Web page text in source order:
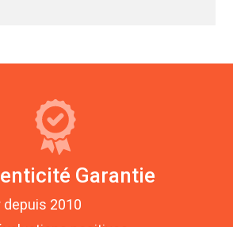
Garantie
depuis 2010